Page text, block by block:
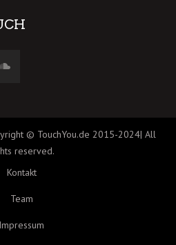
© TouchYou.de 2015-2024| All
reserved.
Kontakt
Team
Impressum